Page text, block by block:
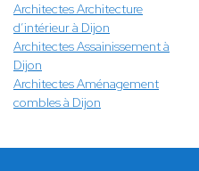
Architectes Architecture
d’intérieur à Dijon
Architectes Assainissement à
Dijon
Architectes Aménagement
combles à Dijon